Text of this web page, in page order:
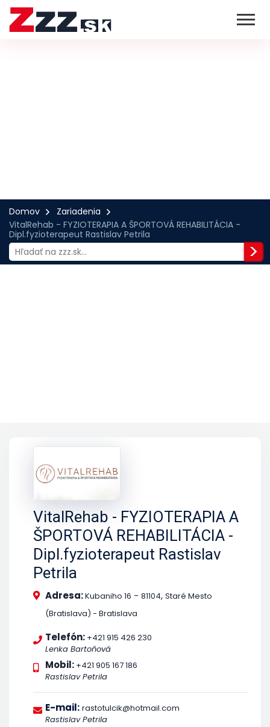
Domov
Zariadenia
VitalRehab - FYZIOTERAPIA A ŠPORTOVÁ REHABILITÁCIA -
Dipl.fyzioterapeut Rastislav Petrila
VitalRehab - FYZIOTERAPIA A
ŠPORTOVÁ REHABILITÁCIA -
Dipl.fyzioterapeut Rastislav
Petrila
Adresa:Kubaniho 16 - 81104, Staré Mesto
(Bratislava) - Bratislava
Telefón: +421 915 426 230
Lenka Bartoňová
Mobil: +421 905 167 186
Rastislav Petrila
E-mail: rastotulcik@hotmail.com
Rastislav Petrila